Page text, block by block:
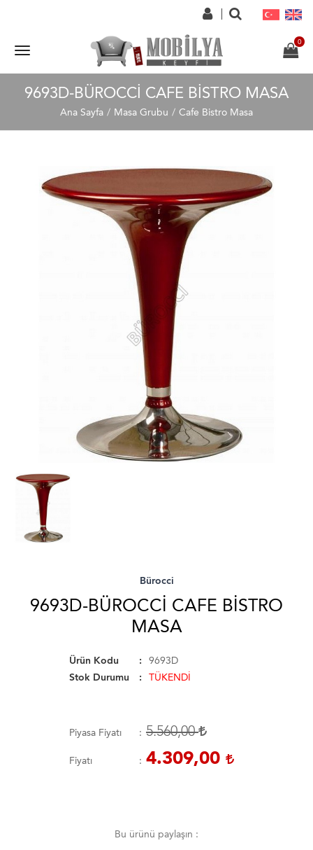
9693D-BÜROCCI CAFE BISTRO MASA
Ana Sayfa Masa Grubu Cafe Bistro Masa
Bürocci
9693D-BÜROCCI CAFE BISTRO
MASA
Ürün Kodu
9693D
Stok Durumu
TÜKENDİ
Piyasa Fiyatı 5.560,00
Fiyatı 4.309,00
Bu ürünü paylaşın :